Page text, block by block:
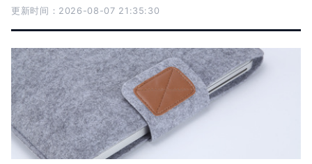
更新时间：2026-08-07 21:35:30